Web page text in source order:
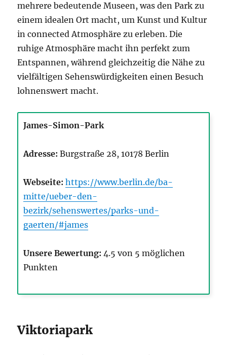
mehrere bedeutende Museen, was den Park zu
einem idealen Ort macht, um Kunst und Kultur
in connected Atmosphäre zu erleben. Die
ruhige Atmosphäre macht ihn perfekt zum
Entspannen, während gleichzeitig die Nähe zu
vielfältigen Sehenswürdigkeiten einen Besuch
lohnenswert macht.
James-Simon-Park
Adresse: Burgstraße 28, 10178 Berlin
Webseite: https://www.berlin.de/ba-
mitte/ueber-den-
bezirk/sehenswertes/parks-und-
gaerten/#james
Unsere Bewertung: 4.5 von 5 möglichen
Punkten
Viktoriapark